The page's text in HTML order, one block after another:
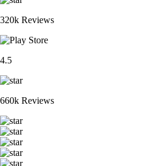
320k Reviews
4.5
660k Reviews